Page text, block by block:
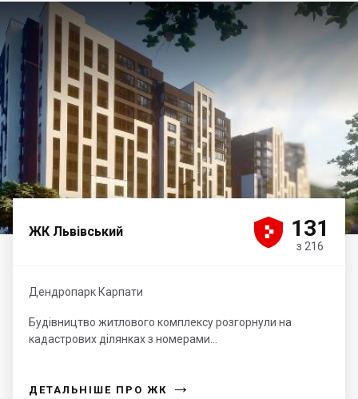
ЖК Львівський 



 131
з 216
Дендропарк Карпати
Будівництво житлового комплексу розгорнули на
кадастрових ділянках з номерами...
ДЕТАЛЬНІШЕ ПРО ЖК →